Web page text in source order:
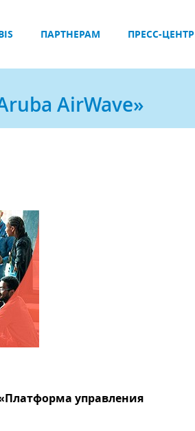
ПАРТНЕРАМ ПРЕСС-ЦЕНТР
AirWave»
управления